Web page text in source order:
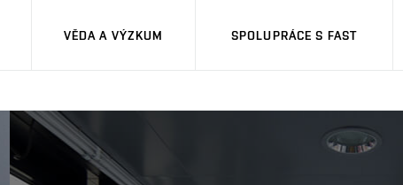
VĚDA A VÝZKUM SPOLUPRÁCE S FAST